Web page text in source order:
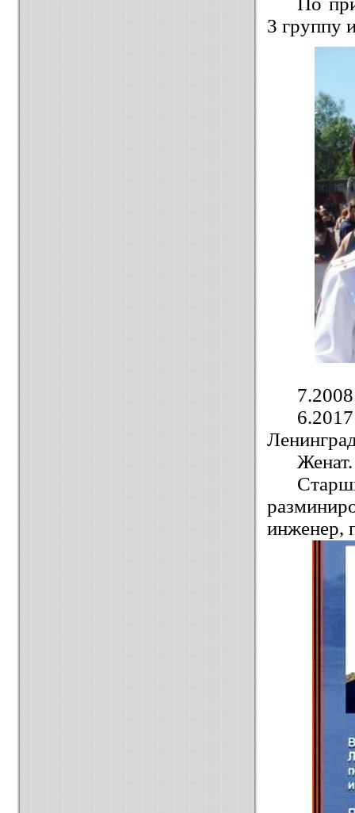
3 группу
инженер,